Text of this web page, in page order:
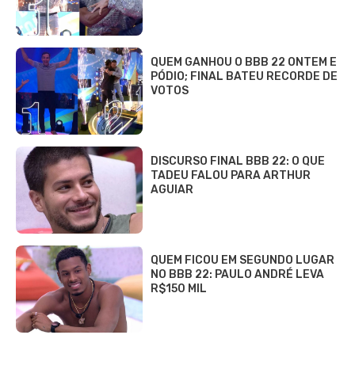
QUEM GANHOU O BBB 22 ONTEM E
PÓDIO; FINAL BATEU RECORDE DE
VOTOS
DISCURSO FINAL BBB 22: O QUE
TADEU FALOU PARA ARTHUR
AGUIAR
QUEM FICOU EM SEGUNDO LUGAR
NO BBB 22: PAULO ANDRÉ LEVA
R$150 MIL